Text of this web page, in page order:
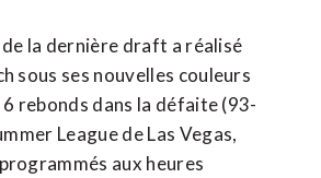
de la dernière draft a réalisé
sous ses nouvelles couleurs
rebonds dans la défaite (93-
League de Las Vegas,
aux heures